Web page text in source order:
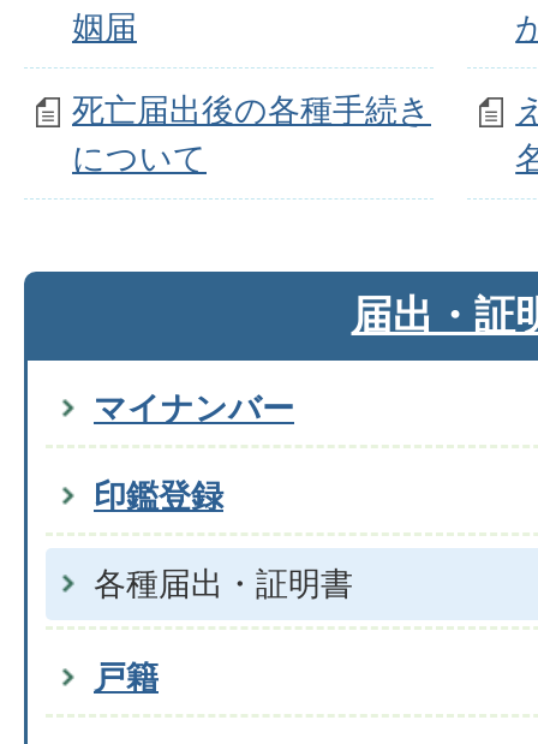
姻届
死亡届出後の各種手続き
について
届出・証
マイナンバー
印鑑登録
各種届出・証明書
戸籍